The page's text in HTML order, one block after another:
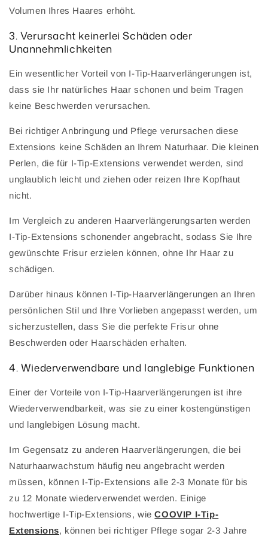
Volumen Ihres Haares erhöht.
3. Verursacht keinerlei Schäden oder
Unannehmlichkeiten
Ein wesentlicher Vorteil von I-Tip-Haarverlängerungen ist,
dass sie Ihr natürliches Haar schonen und beim Tragen
keine Beschwerden verursachen.
Bei richtiger Anbringung und Pflege verursachen diese
Extensions keine Schäden an Ihrem Naturhaar. Die kleinen
Perlen, die für I-Tip-Extensions verwendet werden, sind
unglaublich leicht und ziehen oder reizen Ihre Kopfhaut
nicht.
Im Vergleich zu anderen Haarverlängerungsarten werden
I-Tip-Extensions schonender angebracht, sodass Sie Ihre
gewünschte Frisur erzielen können, ohne Ihr Haar zu
schädigen.
Darüber hinaus können I-Tip-Haarverlängerungen an Ihren
persönlichen Stil und Ihre Vorlieben angepasst werden, um
sicherzustellen, dass Sie die perfekte Frisur ohne
Beschwerden oder Haarschäden erhalten.
4. Wiederverwendbare und langlebige Funktionen
Einer der Vorteile von I-Tip-Haarverlängerungen ist ihre
Wiederverwendbarkeit, was sie zu einer kostengünstigen
und langlebigen Lösung macht.
Im Gegensatz zu anderen Haarverlängerungen, die bei
Naturhaarwachstum häufig neu angebracht werden
müssen, können I-Tip-Extensions alle 2-3 Monate für bis
zu 12 Monate wiederverwendet werden. Einige
hochwertige I-Tip-Extensions, wie COOVIP I-Tip-
Extensions, können bei richtiger Pflege sogar 2-3 Jahre